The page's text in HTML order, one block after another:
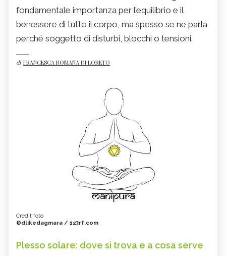
fondamentale importanza per l’equilibrio e il
benessere di tutto il corpo, ma spesso se ne parla
perché soggetto di disturbi, blocchi o tensioni.
di FRANCESCA ROMANA DI LORETO
Credit foto
©dlikedagmara / 123rf.com
Plesso solare: dove si trova e a cosa serve